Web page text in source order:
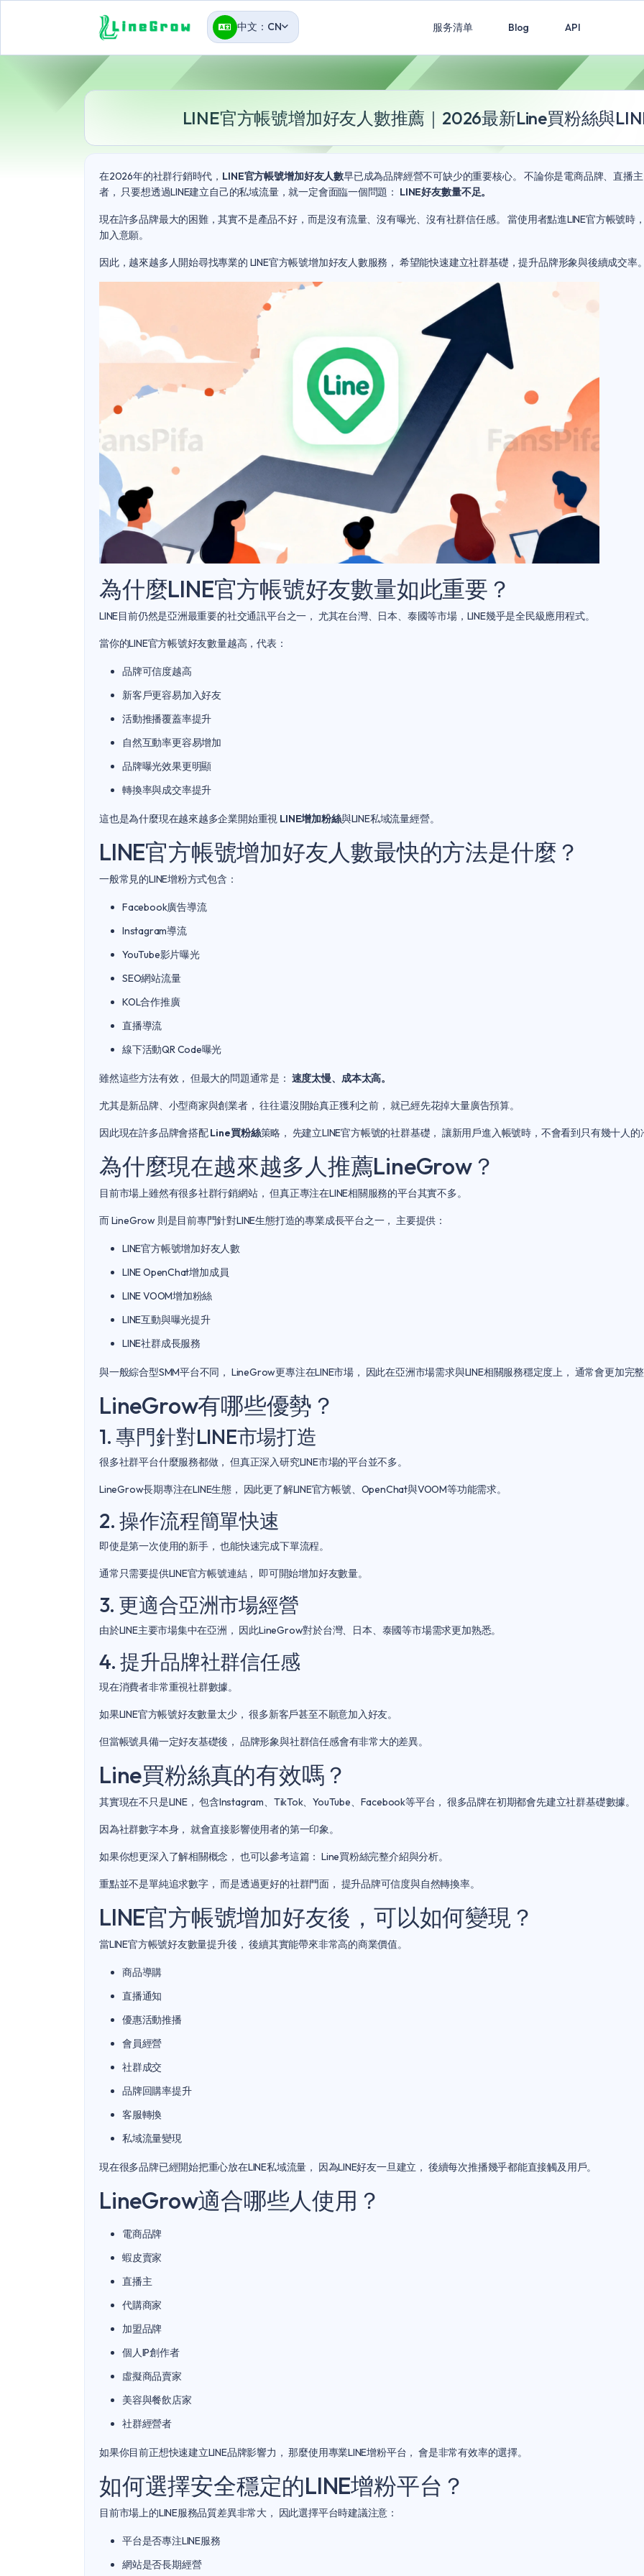
中文：CN 服务清单 Blog API
LINE官方帳號增加好友人數推薦｜2026最新Line買粉絲與
在2026年的社群行銷時代， LINE官方帳號增加好友人數早已成為品牌經營不可缺少的重要核心。 不論你是電商品牌、直播
者， 只要想透過LINE建立自己的私域流量，就一定會面臨一個問題： LINE好友數量不足。
現在許多品牌最大的困難，其實不是產品不好，而是沒有流量、沒有曝光、沒有社群信任感。 當使用者點進LINE官方帳號時
加入意願。
因此，越來越多人開始尋找專業的 LINE官方帳號增加好友人數服務 ， 希望能快速建立社群基礎，提升品牌形象與後續成交率
為什麼LINE官方帳號好友數量如此重要？
LINE目前仍然是亞洲最重要的社交通訊平台之一， 尤其在台灣、日本、泰國等市場，LINE幾乎是全民級應用程式。
當你的LINE官方帳號好友數量越高，代表：
品牌可信度越高
新客戶更容易加入好友
活動推播覆蓋率提升
自然互動率更容易增加
品牌曝光效果更明顯
轉換率與成交率提升
這也是為什麼現在越來越多企業開始重視 LINE增加粉絲與LINE私域流量經營。
LINE官方帳號增加好友人數最快的方法是什麼？
一般常見的LINE增粉方式包含：
Facebook廣告導流
Instagram導流
YouTube影片曝光
SEO網站流量
KOL合作推廣
直播導流
線下活動QR Code曝光
雖然這些方法有效， 但最大的問題通常是： 速度太慢、成本太高。
尤其是新品牌、小型商家與創業者， 往往還沒開始真正獲利之前， 就已經先花掉大量廣告預算。
因此現在許多品牌會搭配Line買粉絲策略， 先建立LINE官方帳號的社群基礎， 讓新用戶進入帳號時，不會看到只有幾十人的
為什麼現在越來越多人推薦LineGrow？
目前市場上雖然有很多社群行銷網站， 但真正專注在LINE相關服務的平台其實不多。
而LineGrow則是目前專門針對LINE生態打造的專業成長平台之一， 主要提供：
LINE官方帳號增加好友人數
LINE OpenChat增加成員
LINE VOOM增加粉絲
LINE互動與曝光提升
LINE社群成長服務
與一般綜合型SMM平台不同， LineGrow更專注在LINE市場， 因此在亞洲市場需求與LINE相關服務穩定度上， 通常會更加完
LineGrow有哪些優勢？
1. 專門針對LINE市場打造
很多社群平台什麼服務都做， 但真正深入研究LINE市場的平台並不多。
LineGrow長期專注在LINE生態， 因此更了解LINE官方帳號、OpenChat與VOOM等功能需求。
2. 操作流程簡單快速
即使是第一次使用的新手， 也能快速完成下單流程。
通常只需要提供LINE官方帳號連結， 即可開始增加好友數量。
3. 更適合亞洲市場經營
由於LINE主要市場集中在亞洲， 因此LineGrow對於台灣、日本、泰國等市場需求更加熟悉。
4. 提升品牌社群信任感
現在消費者非常重視社群數據。
如果LINE官方帳號好友數量太少， 很多新客戶甚至不願意加入好友。
但當帳號具備一定好友基礎後， 品牌形象與社群信任感會有非常大的差異。
Line買粉絲真的有效嗎？
其實現在不只是LINE， 包含Instagram、TikTok、YouTube、Facebook等平台， 很多品牌在初期都會先建立社群基礎數據。
因為社群數字本身， 就會直接影響使用者的第一印象。
如果你想更深入了解相關概念， 也可以參考這篇： Line買粉絲完整介紹與分析。
重點並不是單純追求數字， 而是透過更好的社群門面， 提升品牌可信度與自然轉換率。
LINE官方帳號增加好友後，可以如何變現？
當LINE官方帳號好友數量提升後， 後續其實能帶來非常高的商業價值。
商品導購
直播通知
優惠活動推播
會員經營
社群成交
品牌回購率提升
客服轉換
私域流量變現
現在很多品牌已經開始把重心放在LINE私域流量， 因為LINE好友一旦建立， 後續每次推播幾乎都能直接觸及用戶。
LineGrow適合哪些人使用？
電商品牌
蝦皮賣家
直播主
代購商家
加盟品牌
個人IP創作者
虛擬商品賣家
美容與餐飲店家
社群經營者
如果你目前正想快速建立LINE品牌影響力， 那麼使用專業LINE增粉平台， 會是非常有效率的選擇。
如何選擇安全穩定的LINE增粉平台？
目前市場上的LINE服務品質差異非常大， 因此選擇平台時建議注意：
平台是否專注LINE服務
網站是否長期經營